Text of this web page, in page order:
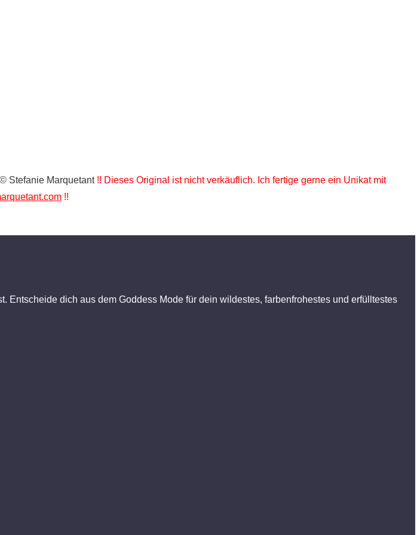
Stefanie Marquetant !! Dieses Original ist nicht verkäuflich. Ich fertige gerne ein Unikat mit
!!
dich aus dem Goddess Mode für dein wildestes, farbenfrohestes und erfülltestes